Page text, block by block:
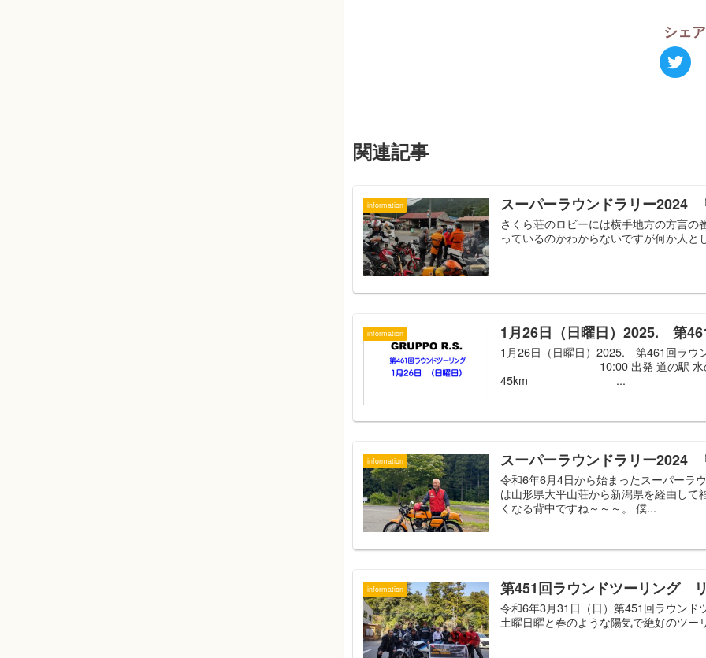
シェ
関連記事
information スーパーラウンドラリー2024
さくら荘のロビーには横手地方の方言
っているのかわからないですが何か人
information 1月26日（日曜日）2025. 第
1月26日（日曜日）2025. 第461回ラウ
10:00 出発 道の駅 水の郷さ
45km ...
information スーパーラウンドラリー2024
令和6年6月4日から始まったスーパーラ
は山形県大平山荘から新潟県を経由し
くなる背中ですね～～～。 僕...
information 第451回ラウンドツーリング
令和6年3月31日（日）第451回ラウンド
土曜日曜と春のような陽気で絶好のツ